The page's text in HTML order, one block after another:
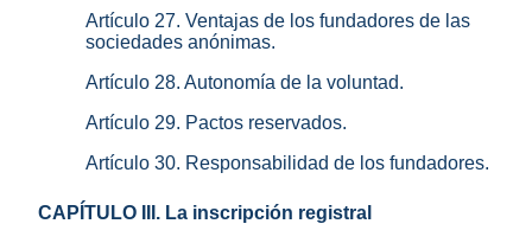
Artículo 27. Ventajas de los fundadores de las
sociedades anónimas.
Artículo 28. Autonomía de la voluntad.
Artículo 29. Pactos reservados.
Artículo 30. Responsabilidad de los fundadores.
CAPÍTULO III. La inscripción registral